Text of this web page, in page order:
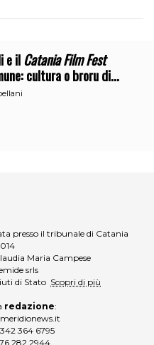
e ilCatania Film Fest
cultura o broru di
presso il tribunale di Catania
Maria Campese
srls
di Stato Scopri di più
redazione:
364 6795
282 2944